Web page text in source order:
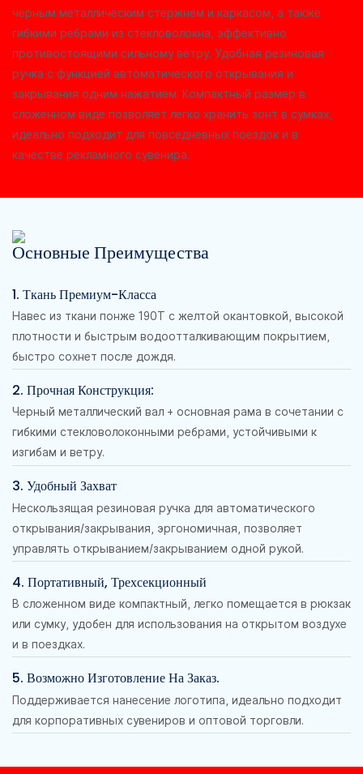
черным металлическим стержнем и каркасом, а также
гибкими ребрами из стекловолокна, эффективно
противостоящими сильному ветру. Удобная резиновая
ручка с функцией автоматического открывания и
закрывания одним нажатием. Компактный размер в
сложенном виде позволяет легко хранить зонт в сумках,
идеально подходит для повседневных поездок и в
качестве рекламного сувенира.
Основные Преимущества
1. Ткань Премиум-Класса
Навес из ткани понже 190T с желтой окантовкой, высокой
плотности и быстрым водоотталкивающим покрытием,
быстро сохнет после дождя.
2. Прочная Конструкция:
Черный металлический вал + основная рама в сочетании с
гибкими стекловолоконными ребрами, устойчивыми к
изгибам и ветру.
3. Удобный Захват
Нескользящая резиновая ручка для автоматического
открывания/закрывания, эргономичная, позволяет
управлять открыванием/закрыванием одной рукой.
4. Портативный, Трехсекционный
В сложенном виде компактный, легко помещается в рюкзак
или сумку, удобен для использования на открытом воздухе
и в поездках.
5. Возможно Изготовление На Заказ.
Поддерживается нанесение логотипа, идеально подходит
для корпоративных сувениров и оптовой торговли.